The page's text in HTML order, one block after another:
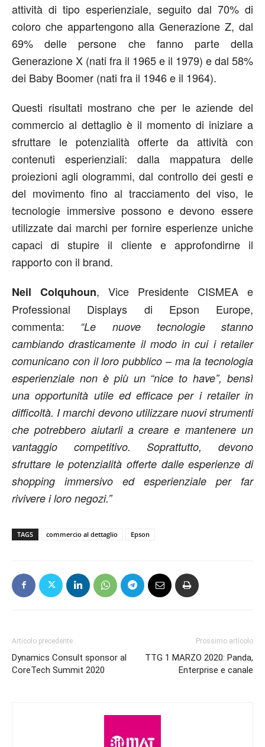
attività di tipo esperienziale, seguito dal 70% di
coloro che appartengono alla Generazione Z, dal
69% delle persone che fanno parte della
Generazione X (nati fra il 1965 e il 1979) e dal 58%
dei Baby Boomer (nati fra il 1946 e il 1964).
Questi risultati mostrano che per le aziende del
commercio al dettaglio è il momento di iniziare a
sfruttare le potenzialità offerte da attività con
contenuti esperienziali: dalla mappatura delle
proiezioni agli ologrammi, dal controllo dei gesti e
del movimento fino al tracciamento del viso, le
tecnologie immersive possono e devono essere
utilizzate dai marchi per fornire esperienze uniche
capaci di stupire il cliente e approfondirne il
rapporto con il brand.
Neil Colquhoun, Vice Presidente CISMEA e
Professional Displays di Epson Europe,
commenta: “Le nuove tecnologie stanno
cambiando drasticamente il modo in cui i retailer
comunicano con il loro pubblico – ma la tecnologia
esperienziale non è più un “nice to have”, bensì
una opportunità utile ed efficace per i retailer in
difficoltà. I marchi devono utilizzare nuovi strumenti
che potrebbero aiutarli a creare e mantenere un
vantaggio competitivo. Soprattutto, devono
sfruttare le potenzialità offerte dalle esperienze di
shopping immersivo ed esperienziale per far
rivivere i loro negozi.”
TAGS commercio al dettaglio Epson
Articolo precedente
Dynamics Consult sponsor al
CoreTech Summit 2020
Prossimo articolo
TTG 1 MARZO 2020: Panda,
Enterprise e canale